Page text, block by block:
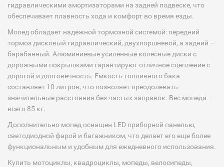
гидравлическими амортизаторами на задней подвеске, что
обеспечивает плавность хода и комфорт во время езды.⠀
Мопед обладает надежной тормозной системой: передний
тормоз дисковый гидравлический, двухпоршневой, а задний –
барабанный. Алюминиевые усиленные колесные диски с
дорожными покрышками гарантируют отличное сцепление с
дорогой и долговечность. Емкость топливного бака
составляет 10 литров, что позволяет преодолевать
значительные расстояния без частых заправок. Вес мопеда –
всего 85 кг.⠀
Дополнительно мопед оснащен LED приборной панелью,
светодиодной фарой и багажником, что делает его еще более
функциональным и удобным для ежедневного использования.
Купить мотоциклы, квадроциклы, мопеды, велосипеды,